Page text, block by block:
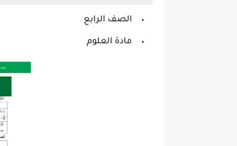
الصف الرابع
مادة العلوم